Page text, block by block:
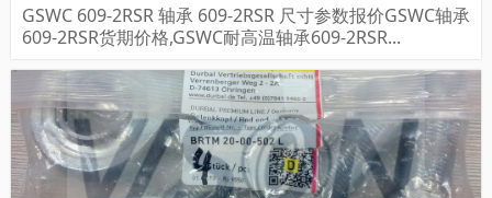
GSWC 609-2RSR 轴承 609-2RSR 尺寸参数报价GSWC轴承
609-2RSR货期价格,GSWC耐高温轴承609-2RSR...